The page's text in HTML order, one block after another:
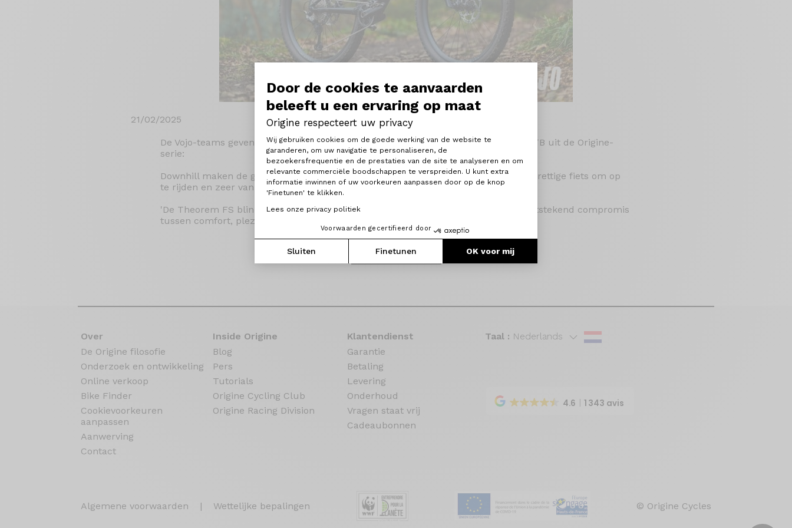
Door de cookies te aanvaarden
beleeft u een ervaring op maat
Origine respecteert uw privacy
Toestemmingsbeheerplatform: Personaliseer uw opties
Wij gebruiken cookies om de goede werking van de website te
garanderen, om uw navigatie te personaliseren, de
bezoekersfrequentie en de prestaties van de site te analyseren en om
relevante commerciële boodschappen te verspreiden. U kunt extra
informatie inwinnen of uw voorkeuren aanpassen door op de knop
'Finetunen' te klikken.
Lees onze privacy politiek
Voorwaarden gecertifieerd door
Sluiten Finetunen OK voor mij
Axeptio consent
21/02/2025
De Vojo-teams geven hun indrukken van de Théorème FS, de volledig geveerde MTB uit de Origine-
serie:
Downhill maken de goede geometrie en kinematica van de Théorème FS het een prettige fiets om op
te rijden en zeer van deze tijd.
'De Theorem FS blinkt uit door zijn veelzijdigheid: goed op alle gebieden en een uitstekend compromis
tussen comfort, plezier en prestaties. '
Het artikel lezen
Over
De Origine filosofie
Onderzoek en ontwikkeling
Online verkoop
Bike Finder
Cookievoorkeuren
aanpassen
Aanwerving
Contact
Inside Origine
Blog
Pers
Tutorials
Origine Cycling Club
Origine Racing Division
Klantendienst
Garantie
Betaling
Levering
Onderhoud
Vragen staat vrij
Cadeaubonnen
Taal : Nederlands
4.6 1 343 avis
Algemene voorwaarden | Wettelijke bepalingen © Origine Cycles